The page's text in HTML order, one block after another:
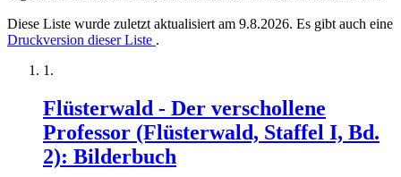
Diese Liste wurde zuletzt aktualisiert am 9.8.2026. Es gibt auch eine
Druckversion dieser Liste .
Flüsterwald - Der verschollene
Professor (Flüsterwald, Staffel I, Bd.
2): Bilderbuch